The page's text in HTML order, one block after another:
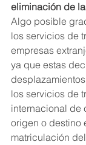
eliminación de
Algo posible
los servicios de
empresas
ya que estas
los servicios de
internacional de
origen o destino
matriculación